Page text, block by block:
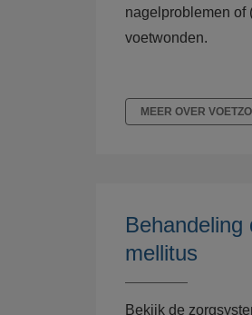
nagelproblemen of
voetwonden.
MEER OVER
Behandeling
mellitus
Bekijk de